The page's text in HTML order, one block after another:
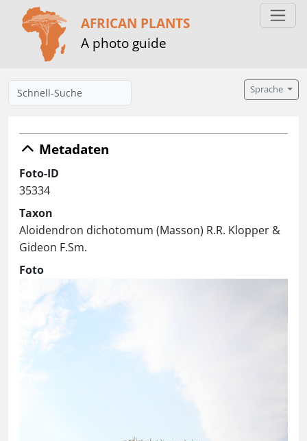
AFRICAN PLANTS
A photo guide
Sprache
Metadaten
Foto-ID
35334
Taxon
Aloidendron dichotomum (Masson) R.R. Klopper &
Gideon F.Sm.
Foto